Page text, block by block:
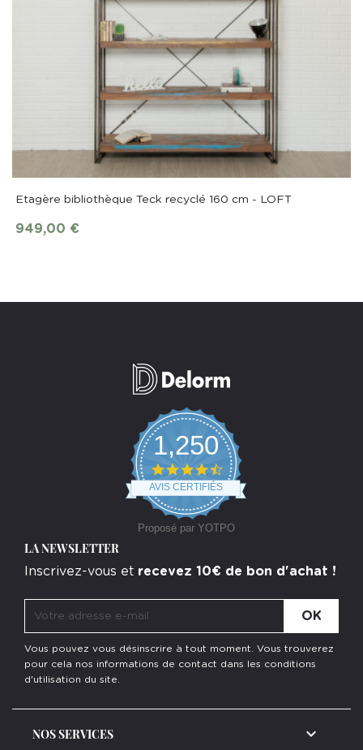
Etagère bibliothèque Teck recyclé 160 cm - LOFT
949,00 €
1,250
4.7
star
rating
AVIS CERTIFIÉS
Proposé par YOTPO
LA NEWSLETTER
Inscrivez-vous et recevez 10€ de bon d'achat !
Vous pouvez vous désinscrire à tout moment. Vous trouverez
pour cela nos informations de contact dans les conditions
d'utilisation du site.
NOS SERVICES 